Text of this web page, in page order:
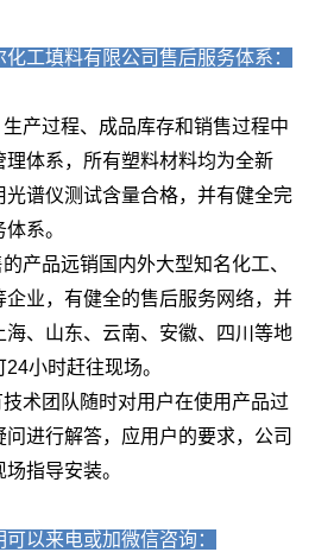
工填料有限公司售后服务体系：
产过程、成品库存和销售过程中
理体系，所有塑料材料均为全新
光谱仪测试含量合格，并有健全完
系。
产品远销国内外大型知名化工、
企业，有健全的售后服务网络，并
海、山东、云南、安徽、四川等地
小时赶往现场。
术团队随时对用户在使用产品过
进行解答，应用户的要求，公司
指导安装。
以来电或加微信咨询：